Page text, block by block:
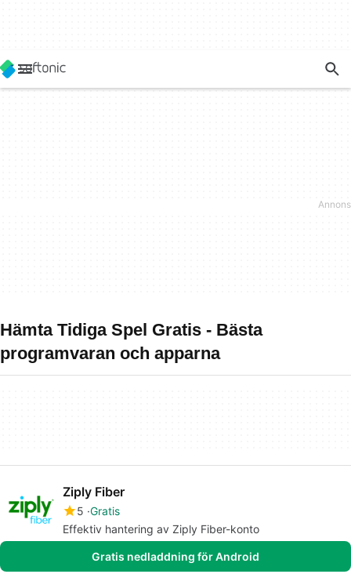
Hämta Tidiga Spel Gratis - Bästa
programvaran och apparna
Ziply Fiber
5 Gratis
Effektiv hantering av Ziply Fiber-konto
Gratis nedladdning för Android